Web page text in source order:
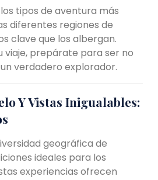
tipos de aventura más
diferentes regiones de
clave que los albergan.
viaje, prepárate para ser no
verdadero explorador.
Y Vistas Inigualables:
geográfica de
ideales para los
experiencias ofrecen